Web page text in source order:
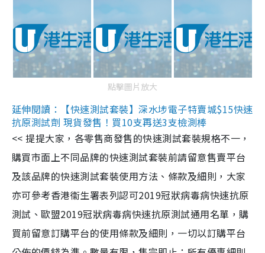
點擊圖片放大
延伸閱讀：【快速測試套裝】深水埗電子特賣城$15快速
抗原測試劑 現貨發售！買10支再送3支檢測棒
<< 提提大家，各零售商發售的快速測試套裝規格不一，
購買市面上不同品牌的快速測試套裝前請留意售賣平台
及該品牌的快速測試套裝使用方法、條款及細則，大家
亦可參考香港衞生署表列認可2019冠狀病毒病快速抗原
測試、歐盟2019冠狀病毒病快速抗原測試通用名單，購
買前留意訂購平台的使用條款及細則，一切以訂購平台